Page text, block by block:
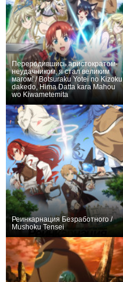
Переродившись аристократом-
неудачником, я стал великим
магом! / Botsuraku Yotei no Kizoku
dakedo, Hima Datta kara Mahou
wo Kiwametemita
Реинкарнация Безработного /
Mushoku Tensei